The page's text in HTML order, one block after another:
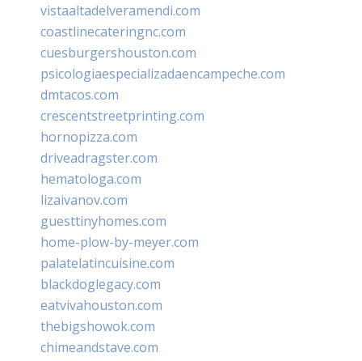
vistaaltadelveramendi.com
coastlinecateringnc.com
cuesburgershouston.com
psicologiaespecializadaencampeche.com
dmtacos.com
crescentstreetprinting.com
hornopizza.com
driveadragster.com
hematologa.com
lizaivanov.com
guesttinyhomes.com
home-plow-by-meyer.com
palatelatincuisine.com
blackdoglegacy.com
eatvivahouston.com
thebigshowok.com
chimeandstave.com